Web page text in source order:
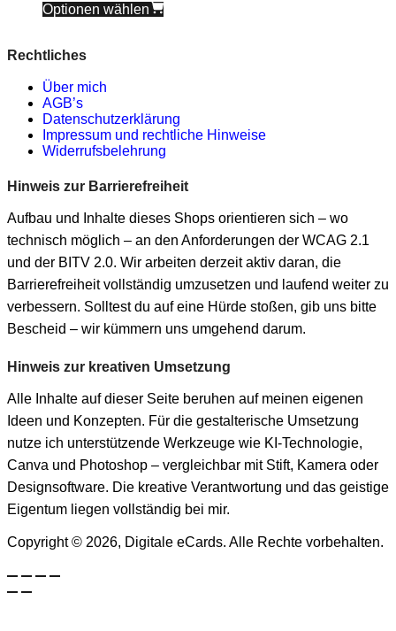
Optionen wählen
Rechtliches
Über mich
AGB’s
Datenschutzerklärung
Impressum und rechtliche Hinweise
Widerrufsbelehrung
Hinweis zur Barrierefreiheit
Aufbau und Inhalte dieses Shops orientieren sich – wo
technisch möglich – an den Anforderungen der WCAG 2.1
und der BITV 2.0. Wir arbeiten derzeit aktiv daran, die
Barrierefreiheit vollständig umzusetzen und laufend weiter zu
verbessern. Solltest du auf eine Hürde stoßen, gib uns bitte
Bescheid – wir kümmern uns umgehend darum.
Hinweis zur kreativen Umsetzung
Alle Inhalte auf dieser Seite beruhen auf meinen eigenen
Ideen und Konzepten. Für die gestalterische Umsetzung
nutze ich unterstützende Werkzeuge wie KI-Technologie,
Canva und Photoshop – vergleichbar mit Stift, Kamera oder
Designsoftware. Die kreative Verantwortung und das geistige
Eigentum liegen vollständig bei mir.
Copyright © 2026, Digitale eCards. Alle Rechte vorbehalten.